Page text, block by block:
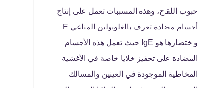
حبوب اللقاح، وهذه المسببات تعمل على إنتاج
أجسام مضادة تعرف بالغلوبولين المناعي E
واختصارها هو IgE حيث تعمل هذه الأجسام
المضادة على تحفيز خلايا خاصة في الأغشية
المخاطية الموجودة في العينين والمسالك